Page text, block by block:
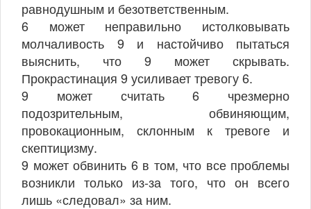
равнодушным и безответственным.
6 может неправильно истолковывать
молчаливость 9 и настойчиво пытаться
выяснить, что 9 может скрывать.
Прокрастинация 9 усиливает тревогу 6.
9 может считать 6 чрезмерно
подозрительным, обвиняющим,
провокационным, склонным к тревоге и
скептицизму.
9 может обвинить 6 в том, что все проблемы
возникли только из-за того, что он всего
лишь «следовал» за ним.